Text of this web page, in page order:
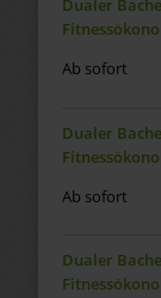
Dualer
Ab sofort
Dualer
Ab sofort
Dualer